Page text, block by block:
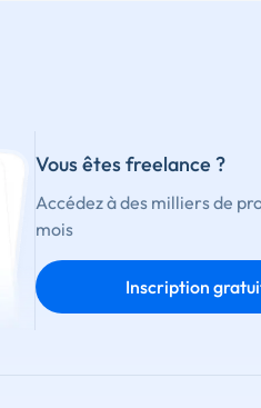
Vous êtes freelance ?
Accédez à des milliers de
mois
Inscription